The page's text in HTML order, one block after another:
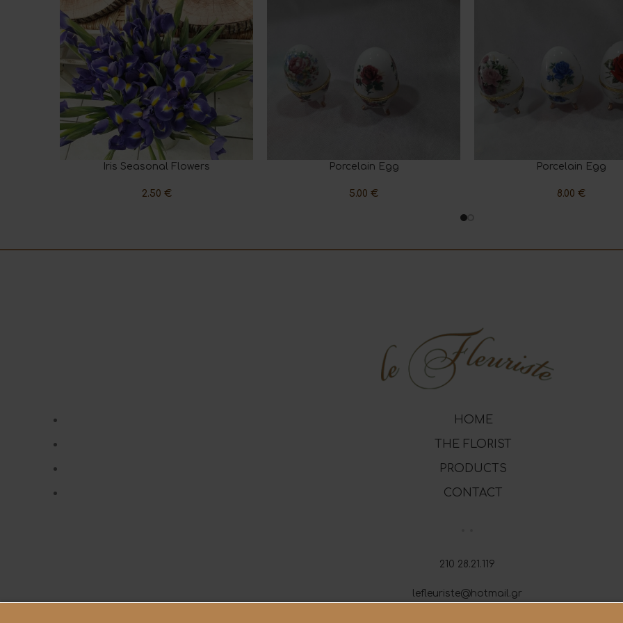
ADD TO CARTIris Seasonal Flowers
2.50 €
ADD TO CARTPorcelain Egg
5.00 €
ADD TO CARTPorcelain Egg
8.00 €
HOME
THE FLORIST
PRODUCTS
CONTACT
210 28.21.119
lefleuriste@hotmail.gr